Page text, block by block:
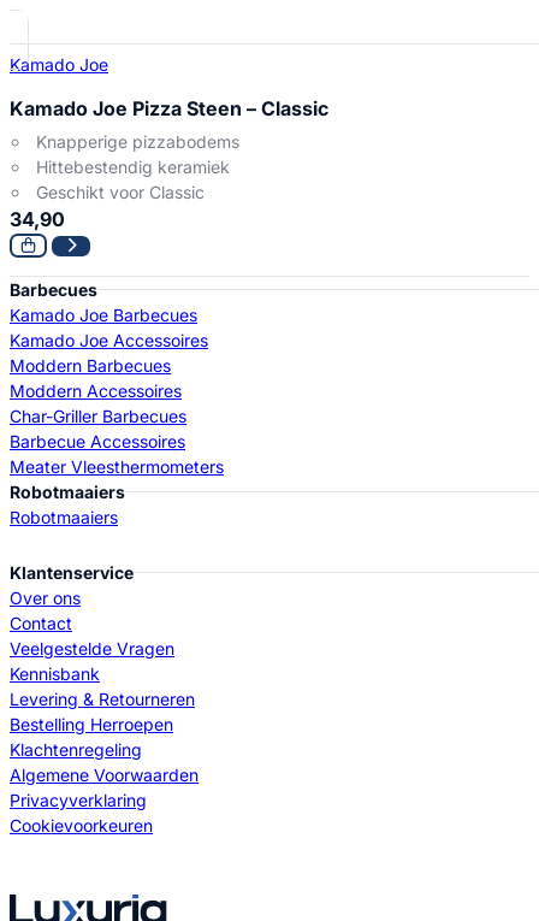
Kamado Joe
Kamado Joe Pizza Steen – Classic
Knapperige pizzabodems
Hittebestendig keramiek
Geschikt voor Classic
34,90
Barbecues
Kamado Joe Barbecues
Kamado Joe Accessoires
Moddern Barbecues
Moddern Accessoires
Char-Griller Barbecues
Barbecue Accessoires
Meater Vleesthermometers
Robotmaaiers
Robotmaaiers
Klantenservice
Over ons
Contact
Veelgestelde Vragen
Kennisbank
Levering & Retourneren
Bestelling Herroepen
Klachtenregeling
Algemene Voorwaarden
Privacyverklaring
Cookievoorkeuren